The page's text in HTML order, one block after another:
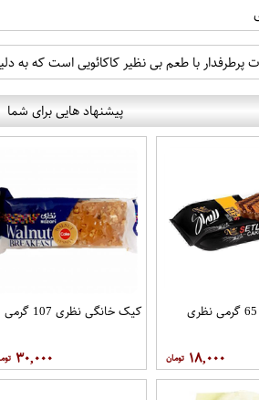
پیشنهاد هایی برای شما
۱۸,۰۰۰
کیک خانگی نظری 107 گرمی
۳۰,۰۰۰